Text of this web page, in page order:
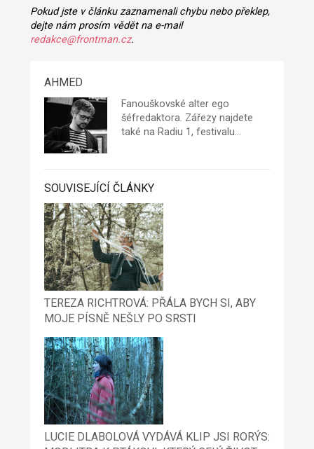
Pokud jste v článku zaznamenali chybu nebo překlep,
dejte nám prosím vědět na e-mail
redakce@frontman.cz.
AHMED
Fanouškovské alter ego
šéfredaktora. Zářezy najdete
také na Radiu 1, festivalu…
SOUVISEJÍCÍ ČLÁNKY
TEREZA RICHTROVÁ: PŘÁLA BYCH SI, ABY
MOJE PÍSNĚ NEŠLY PO SRSTI
LUCIE DLABOLOVÁ VYDÁVÁ KLIP JSI RORÝS: